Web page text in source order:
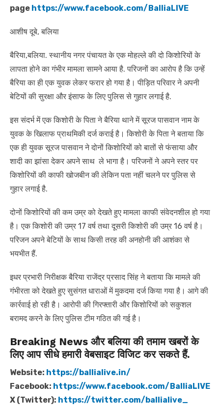
page https://www.facebook.com/BalliaLIVE
आशीष दूबे, बलिया
बैरिया,बलिया. स्थानीय नगर पंचायत के एक मोहल्ले की दो किशोरियों के
लापता होने का गंभीर मामला सामने आया है. परिजनों का आरोप है कि उन्हें
बैरिया का ही एक युवक लेकर फरार हो गया है। पीड़ित परिवार ने अपनी
बेटियों की सुरक्षा और इंसाफ के लिए पुलिस से गुहार लगाई है.
इस संदर्भ में एक किशोरी के पिता ने बैरिया थाने में सूरज पासवान नाम के
युवक के खिलाफ प्राथमिकी दर्ज कराई है। किशोरी के पिता ने बताया कि
एक ही युवक सूरज पासवान ने दोनों किशोरियों को बातों से फंसाया और
शादी का झांसा देकर अपने साथ ले भागा है। परिजनों ने अपने स्तर पर
किशोरियों की काफी खोजबीन की लेकिन पता नहीं चलने पर पुलिस से
गुहार लगाई है.
दोनों किशोरियों की कम उम्र को देखते हुए मामला काफी संवेदनशील हो गया
है। एक किशोरी की उम्र 17 वर्ष तथा दूसरी किशोरी की उम्र 16 वर्ष है।
परिजन अपने बेटियों के साथ किसी तरह की अनहोनी की आशंका से
भयभीत हैं.
इधर प्रभारी निरीक्षक बैरिया राजेंद्र प्रसाद सिंह ने बताया कि मामले की
गंभीरता को देखते हुए सुसंगत धाराओं में मुकदमा दर्ज किया गया है। आगे की
कार्रवाई हो रही है। आरोपी की गिरफ्तारी और किशोरियों को सकुशल
बरामद करने के लिए पुलिस टीम गठित की गई है।
Breaking News और बलिया की तमाम खबरों के
लिए आप सीधे हमारी वेबसाइट विजिट कर सकते हैं.
Website: https://ballialive.in/
Facebook: https://www.facebook.com/BalliaLIVE
X (Twitter): https://twitter.com/ballialive_